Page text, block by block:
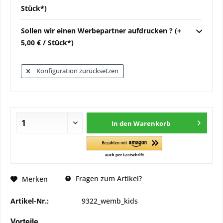
Stück*)
Sollen wir einen Werbepartner aufdrucken ? (+
5,00 € / Stück*)
Konfiguration zurücksetzen
In den Warenkorb
Merken Fragen zum Artikel?
Artikel-Nr.: 9322_wemb_kids